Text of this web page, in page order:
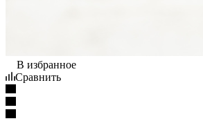
В избранное
Сравнить